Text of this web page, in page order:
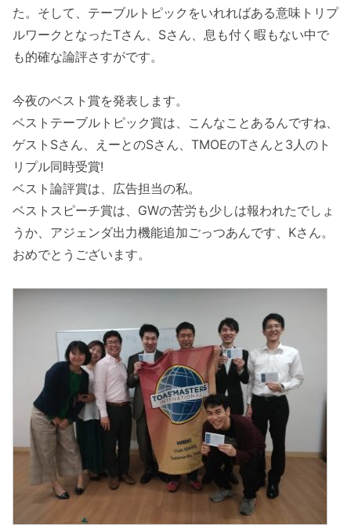
た。そして、テーブルトピックをいれればある意味トリプ
ルワークとなったTさん、Sさん、息も付く暇もない中で
も的確な論評さすがです。
今夜のベスト賞を発表します。
ベストテーブルトピック賞は、こんなことあるんですね、
ゲストSさん、えーとのSさん、TMOEのTさんと3人のト
リプル同時受賞!
ベスト論評賞は、広告担当の私。
ベストスピーチ賞は、GWの苦労も少しは報われたでしょ
うか、アジェンダ出力機能追加ごっつあんです、Kさん。
おめでとうございます。